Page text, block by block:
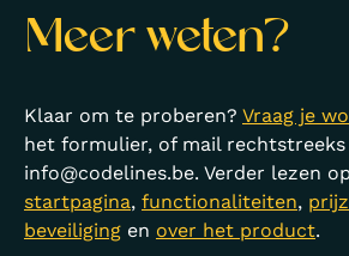
Meer weten?
Klaar om te proberen? Vraag je
het formulier, of mail rechtstreeks
info@codelines.be. Verder lezen
startpagina, functionaliteiten,
beveiliging en over het product.